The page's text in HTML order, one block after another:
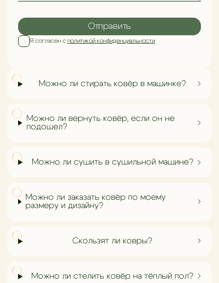
Я согласен с политикой конфиденциальности
Отправить
Можно ли стирать ковёр в машинке?
Можно ли вернуть ковёр, если он не
подошел?
Можно ли сушить в сушильной машине?
Можно ли заказать ковёр по моему
размеру и дизайну?
Скользят ли ковры?
Можно ли стелить ковёр на тёплый пол?